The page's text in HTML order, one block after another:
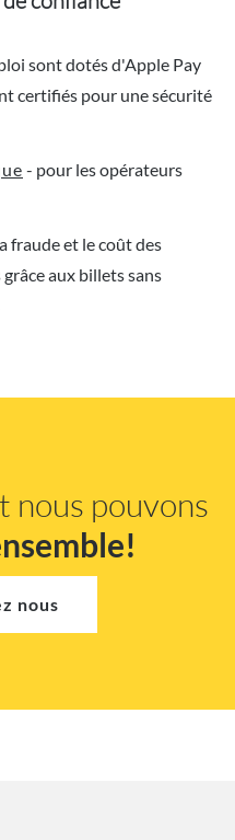
sont dotés d'Apple Pay
certifiés pour une sécurité
- pour les opérateurs
fraude et le coût des
aux billets sans
nous pouvons
nous